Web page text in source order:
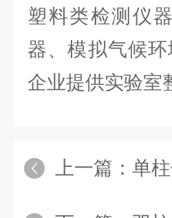
塑料类检测仪
器、模拟气候
企业提供实验室
上一篇： 单